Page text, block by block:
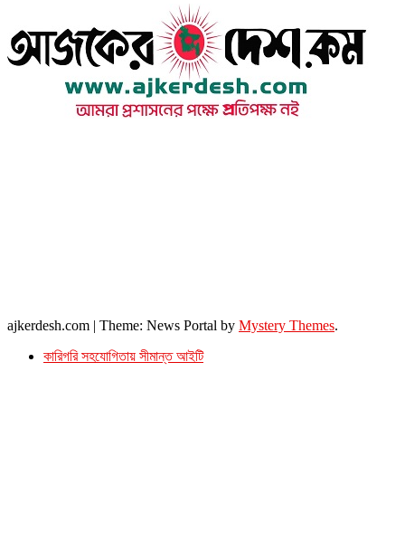
ajkerdesh.com | Theme: News Portal by Mystery Themes.
কারিগরি সহযোগিতায় সীমান্ত আইটি